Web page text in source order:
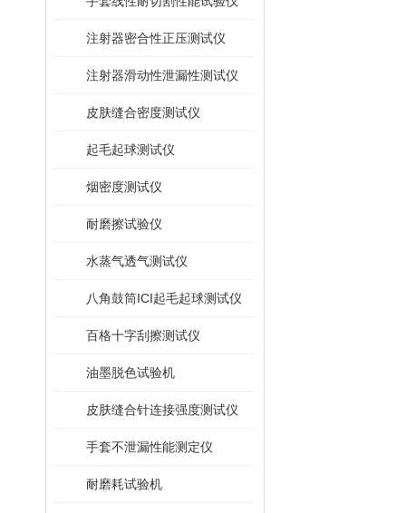
注射器密合性正压测试仪
注射器滑动性泄漏性测试仪
皮肤缝合密度测试仪
起毛起球测试仪
烟密度测试仪
耐磨擦试验仪
水蒸气透气测试仪
八角鼓筒ICI起毛起球测试仪
百格十字刮擦测试仪
油墨脱色试验机
皮肤缝合针连接强度测试仪
手套不泄漏性能测定仪
耐磨耗试验机